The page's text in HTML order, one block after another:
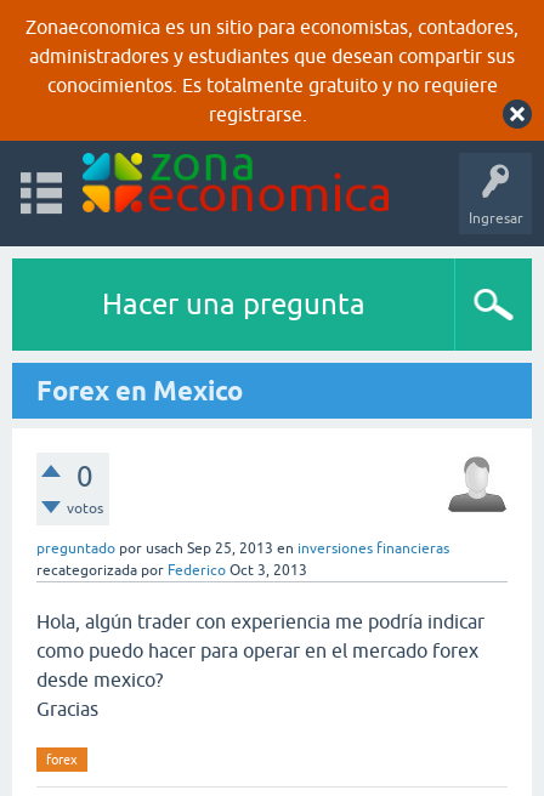
Zonaeconomica es un sitio para economistas, contadores,
administradores y estudiantes que desean compartir sus
conocimientos. Es totalmente gratuito y no requiere
registrarse.
Ingresar
Hacer una pregunta
Forex en Mexico
0
votos
preguntado por usach Sep 25, 2013 en inversiones financieras
recategorizada por Federico Oct 3, 2013
Hola, algún trader con experiencia me podría indicar
como puedo hacer para operar en el mercado forex
desde mexico?
Gracias
forex